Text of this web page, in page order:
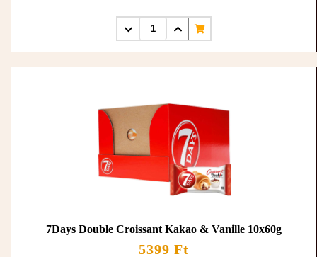
7Days Double Croissant Kakao & Vanille 10x60g
5399 Ft